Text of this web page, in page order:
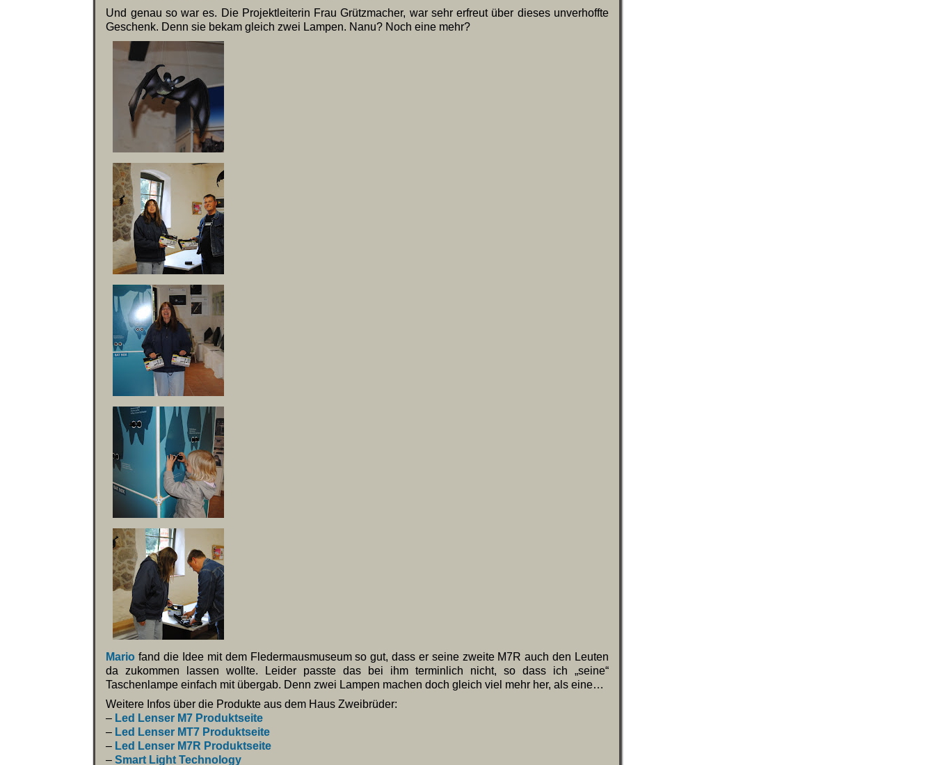
Und genau so war es. Die Projektleiterin Frau Grützmacher, war sehr erfreut über dieses unverhoffte
Geschenk. Denn sie bekam gleich zwei Lampen. Nanu? Noch eine mehr?
Mario fand die Idee mit dem Fledermausmuseum so gut, dass er seine zweite M7R auch den Leuten
da zukommen lassen wollte. Leider passte das bei ihm terminlich nicht, so dass ich „seine“
Taschenlampe einfach mit übergab. Denn zwei Lampen machen doch gleich viel mehr her, als eine…
Weitere Infos über die Produkte aus dem Haus Zweibrüder:
– Led Lenser M7 Produktseite
– Led Lenser MT7 Produktseite
– Led Lenser M7R Produktseite
–Smart Light Technology